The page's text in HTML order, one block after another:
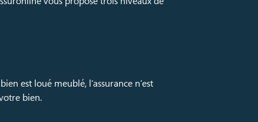
est loué meublé, l’assurance n’est
bien.